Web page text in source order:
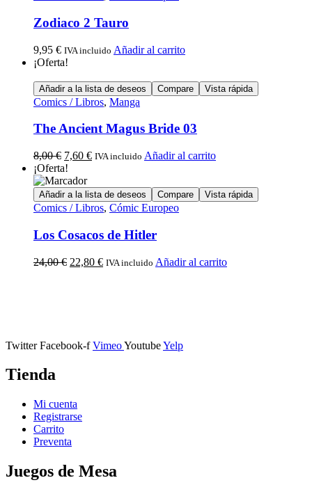
Zodiaco 2 Tauro
9,95 € IVA incluido Añadir al carrito
¡Oferta!
Añadir a la lista de deseos Compare Vista rápida
Comics / Libros, Manga
The Ancient Magus Bride 03
8,00€ 7,60 € IVA incluido Añadir al carrito
¡Oferta!
Añadir a la lista de deseos Compare Vista rápida
Comics / Libros, Cómic Europeo
Los Cosacos de Hitler
24,00€ 22,80 € IVA incluido Añadir al carrito
Twitter Facebook-f VimeoYoutubeYelp
Tienda
Mi cuenta
Registrarse
Carrito
Preventa
Juegos de Mesa